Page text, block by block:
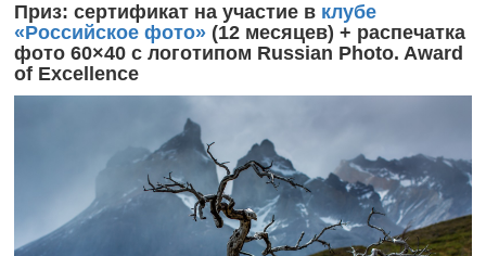
Приз: сертификат на участие в клубе
«Российское фото» (12 месяцев) + распечатка
фото 60×40 с логотипом Russian Photo. Award
of Excellence